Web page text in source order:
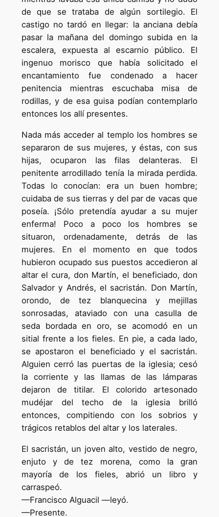
de que se trataba de algún sortilegio. El
castigo no tardó en llegar: la anciana debía
pasar la mañana del domingo subida en la
escalera, expuesta al escarnio público. El
ingenuo morisco que había solicitado el
encantamiento fue condenado a hacer
penitencia mientras escuchaba misa de
rodillas, y de esa guisa podían contemplarlo
entonces los allí presentes.
Nada más acceder al templo los hombres se
separaron de sus mujeres, y éstas, con sus
hijas, ocuparon las filas delanteras. El
penitente arrodillado tenía la mirada perdida.
Todas lo conocían: era un buen hombre;
cuidaba de sus tierras y del par de vacas que
poseía. ¡Sólo pretendía ayudar a su mujer
enferma! Poco a poco los hombres se
situaron, ordenadamente, detrás de las
mujeres. En el momento en que todos
hubieron ocupado sus puestos accedieron al
altar el cura, don Martín, el beneficiado, don
Salvador y Andrés, el sacristán. Don Martín,
orondo, de tez blanquecina y mejillas
sonrosadas, ataviado con una casulla de
seda bordada en oro, se acomodó en un
sitial frente a los fieles. En pie, a cada lado,
se apostaron el beneficiado y el sacristán.
Alguien cerró las puertas de la iglesia; cesó
la corriente y las llamas de las lámparas
dejaron de titilar. El colorido artesonado
mudéjar del techo de la iglesia brilló
entonces, compitiendo con los sobrios y
trágicos retablos del altar y los laterales.
El sacristán, un joven alto, vestido de negro,
enjuto y de tez morena, como la gran
mayoría de los fieles, abrió un libro y
carraspeó.
—Francisco Alguacil —leyó.
—Presente.